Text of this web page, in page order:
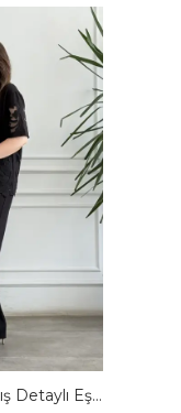
Kolları Ve Yanı Nakış Detaylı Eşofman Takımı